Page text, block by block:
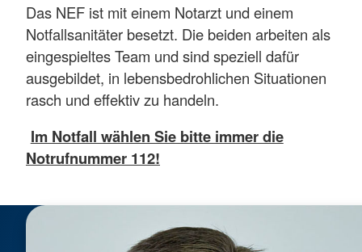
Das NEF ist mit einem Notarzt und einem
Notfallsanitäter besetzt. Die beiden arbeiten als
eingespieltes Team und sind speziell dafür
ausgebildet, in lebensbedrohlichen Situationen
rasch und effektiv zu handeln.
Im Notfall wählen Sie bitte immer die
Notrufnummer 112!